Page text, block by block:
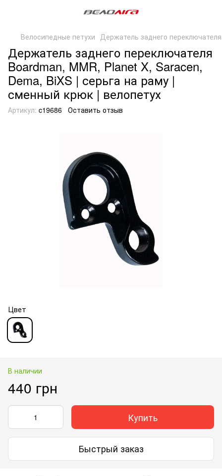
Велосипедные петухи Держатель заднего
Держатель заднего переключателя
Boardman, MMR, Planet X, Saracen,
Dema, BiXS | серьга на раму |
сменный крюк | велопетух
Артикул: c19686 Оставить отзыв
Цвет
В наличии
440 грн
Купить
Быстрый заказ